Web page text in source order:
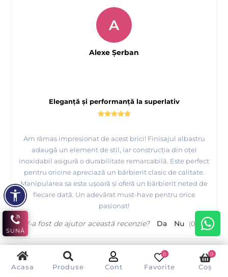
Acasa Produse Cont Favorite
0
Coș
0
Eleganță și performanță la superlativ
Am rămas impresionat de acest brici! Finisajul albastru
adaugă un element de stil, iar construcția din oțel
inoxidabil asigură o durabilitate remarcabilă. Este perfect
pentru oricine apreciază un bărbierit clasic de calitate.
Manipularea sa este ușoară și oferă un bărbierit neted de
fiecare dată. Un adevărat must-have pentru orice
pasionat!
A
Alexe Şerban
V-a fost de ajutor această recenzie? Da Nu (0 0)
SUNĂ